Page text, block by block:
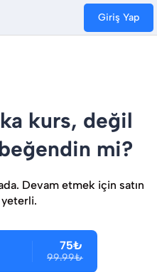
Giriş Yap
kurs, değil
mi?
Devam etmek için satın
yeterli.
75₺
99.99₺